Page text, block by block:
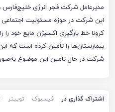
مدیرعامل شرکت فجر انرژی خلیج‌فارس
این شرکت در حوزه مسئولیت اجتماعی
کرونا خط بارگیری اکسیژن مایع خود را
بیمارستان‌ها را تأمین کرده است که
شرکت در حال تأمین این موضوع
اشتراک گذاری در فیسبوک توییتر